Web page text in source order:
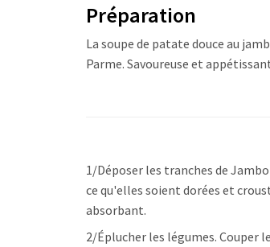
Préparation
La soupe de patate douce au
Parme. Savoureuse et
1/Déposer les tranches de
ce qu'elles soient dorées et
absorbant.
2/Éplucher les légumes. Couper